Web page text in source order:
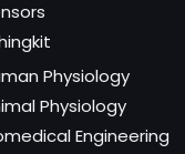
Physiology
Physiology
Engineering